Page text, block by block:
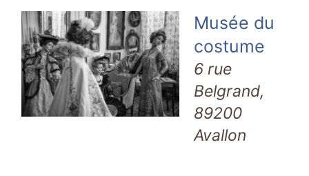
Musée du
costume
6 rue
Belgrand,
89200
Avallon